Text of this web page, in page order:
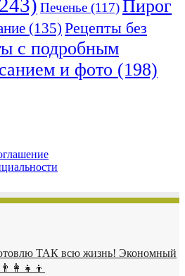
Печенье (117)Пирог
(135) Рецепты без
с подробным
и фото (198)
ТАК всю жизнь! Экономный